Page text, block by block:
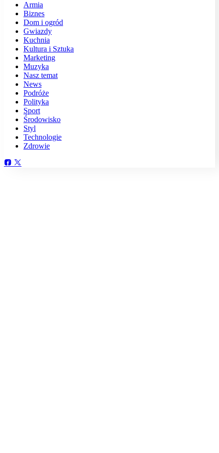
Armia
Biznes
Dom i ogród
Gwiazdy
Kuchnia
Kultura i Sztuka
Marketing
Muzyka
Nasz temat
News
Podróże
Polityka
Sport
Środowisko
Styl
Technologie
Zdrowie